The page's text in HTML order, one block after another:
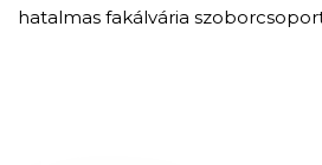
hatalmas fakálvária